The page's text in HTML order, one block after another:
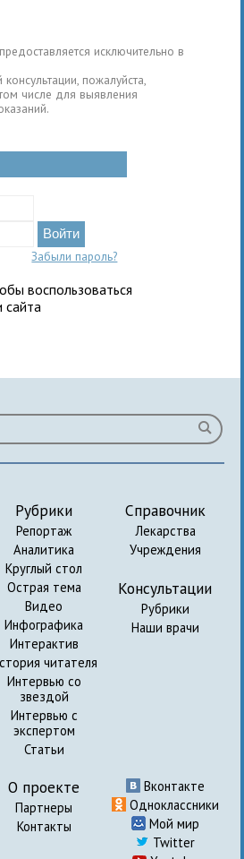
исключительно в
пожалуйста,
числе для выявления
Забыли пароль?
воспользоваться
Рубрики
Репортаж
Аналитика
Круглый стол
Острая тема
Видео
Инфографика
Интерактив
читателя
Интервью со
звездой
Интервью с
экспертом
Статьи
Справочник
Лекарства
Учреждения
Консультации
Рубрики
Наши врачи
О проекте
Партнеры
Контакты
Вконтакте
Одноклассники
Мой мир
Twitter